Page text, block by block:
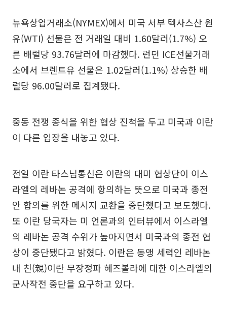
뉴욕상업거래소(NYMEX)에서 미국 서부 텍사스산 원
유(WTI) 선물은 전 거래일 대비 1.60달러(1.7%) 오
른 배럴당 93.76달러에 마감했다. 런던 ICE선물거래
소에서 브렌트유 선물은 1.02달러(1.1%) 상승한 배
럴당 96.00달러로 집계됐다.
중동 전쟁 종식을 위한 협상 진척을 두고 미국과 이란
이 다른 입장을 내놓고 있다.
전일 이란 타스님통신은 이란의 대미 협상단이 이스
라엘의 레바논 공격에 항의하는 뜻으로 미국과 종전
안 합의를 위한 메시지 교환을 중단했다고 보도했다.
또 이란 당국자는 미 언론과의 인터뷰에서 이스라엘
의 레바논 공격 수위가 높아지면서 미국과의 종전 협
상이 중단됐다고 밝혔다. 이란은 동맹 세력인 레바논
내 친(親)이란 무장정파 헤즈볼라에 대한 이스라엘의
군사작전 중단을 요구하고 있다.